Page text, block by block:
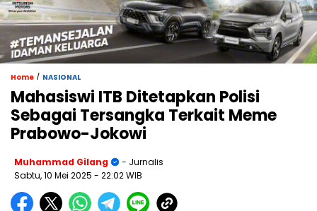
Home / NASIONAL
Mahasiswi ITB Ditetapkan Polisi
Sebagai Tersangka Terkait Meme
Prabowo-Jokowi
Muhammad Gilang
- Jurnalis
Sabtu, 10 Mei 2025 - 22:02 WIB